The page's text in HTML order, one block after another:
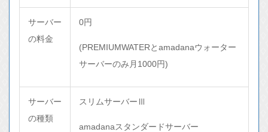
サーバー
の料金
0円
(PREMIUMWATERとamadanaウォーター
サーバーのみ月1000円)
サーバー
の種類
スリムサーバーⅢ
amadanaスタンダードサーバー